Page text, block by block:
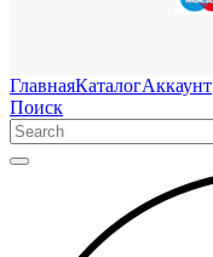
ГлавнаяКаталогАккаунт
Поиск